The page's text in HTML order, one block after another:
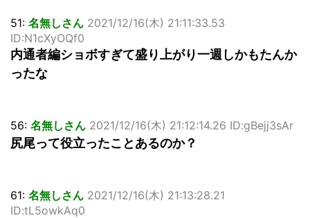
51: 名無しさん 2021/12/16(木) 21:11:33.53
ID:N1cXyOQf0
内通者編ショボすぎて盛り上がり一週しかもたんか
ったな
56: 名無しさん 2021/12/16(木) 21:12:14.26 ID:gBejj3sAr
尻尾って役立ったことあるのか？
61: 名無しさん 2021/12/16(木) 21:13:28.21
ID:tL5owkAq0